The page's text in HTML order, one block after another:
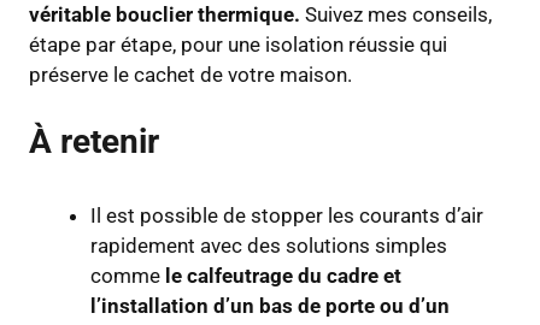
véritable bouclier thermique. Suivez mes conseils,
étape par étape, pour une isolation réussie qui
préserve le cachet de votre maison.
À retenir
Il est possible de stopper les courants d’air
rapidement avec des solutions simples
comme le calfeutrage du cadre et
l’installation d’un bas de porte ou d’un